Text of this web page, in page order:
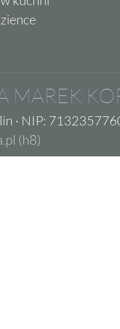
MAREK
· NIP:
(h8)